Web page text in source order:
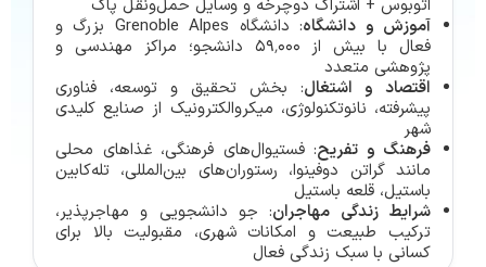
اتوبوس + اشتراک دوچرخه و وسایل حمل‌ونقل پاک
آموزش و دانشگاه
: دانشگاه Grenoble Alpes بزرگ و
فعال با بیش از ۵۹٬۰۰۰ دانشجو؛ مراکز مهندسی و
پژوهشی متعدد
اقتصاد و اشتغال: بخش تحقیق و توسعه، فناوری
پیشرفته، نانوتکنولوژی، میکروالکترونیک از صنایع کلیدی
شهر
فرهنگ و تفریح: فستیوال‌های فرهنگی، غذاهای محلی
مانند گراتن دوفینوا، رستوران‌های بین‌المللی، تله‌کابین
باستیل، قلعه باستیل
شرایط زندگی مهاجران: جو دانشجویی و مهاجرپذیر،
ترکیب طبیعت و امکانات شهری، مقبولیت بالا برای
کسانی با سبک زندگی فعال